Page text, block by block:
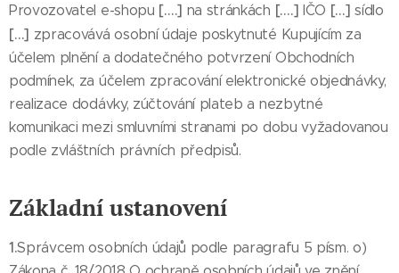
Provozovatel e-shopu [….] na stránkách [….] IČO […] sídlo
[…] zpracovává osobní údaje poskytnuté Kupujícím za
účelem plnění a dodatečného potvrzení Obchodních
podmínek, za účelem zpracování elektronické objednávky,
realizace dodávky, zúčtování plateb a nezbytné
komunikaci mezi smluvními stranami po dobu vyžadovanou
podle zvláštních právních předpisů.
Základní ustanovení
1.Správcem osobních údajů podle paragrafu 5 písm. o)